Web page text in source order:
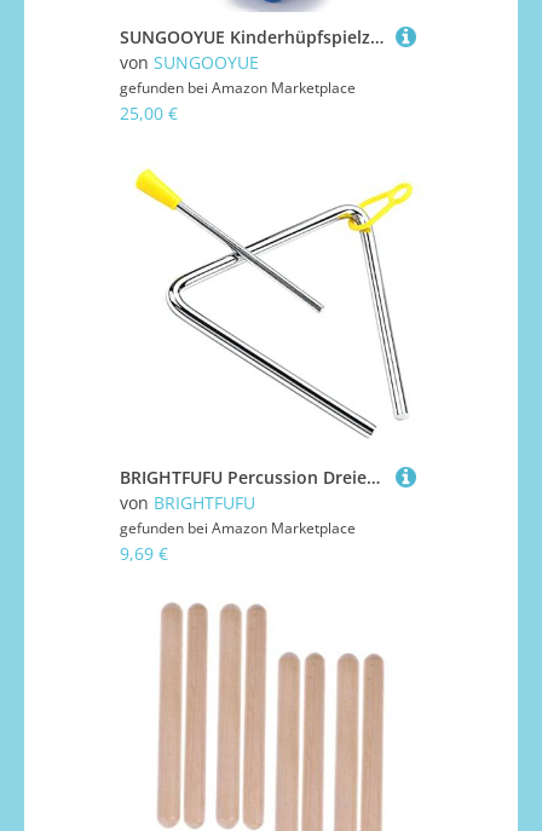
SUNGOOYUE Kinderhüpfspielzeug mit Schwammhandläufen und Pull-Seilgriff, Nicht Rutsches Pedal für EIN Sicheres Balancing-Spiel, Umfasst Inflator-Kit, das für ab 4 Jahren Geeignet Ist und nach Oben
von SUNGOOYUE
gefunden bei Amazon Marketplace
25,00 €
BRIGHTFUFU Percussion Dreieck Glocke Kreatives Musikinstrument für Einfache Handhabung Lernspielzeug für Musikförderung und Eltern Junge Mädchen Interaktion
von BRIGHTFUFU
gefunden bei Amazon Marketplace
9,69 €